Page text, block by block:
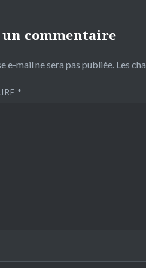
commentaire
e-mail ne sera pas publiée. Les
*